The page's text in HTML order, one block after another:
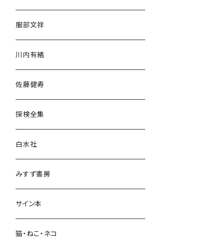
民族・風習
言語・ことば
服部文祥
川内有緒
佐藤健寿
探検全集
白水社
みすず書房
サイン本
猫・ねこ・ネコ